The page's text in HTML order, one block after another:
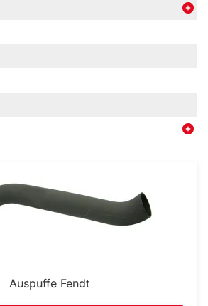
Auspuffe Fendt